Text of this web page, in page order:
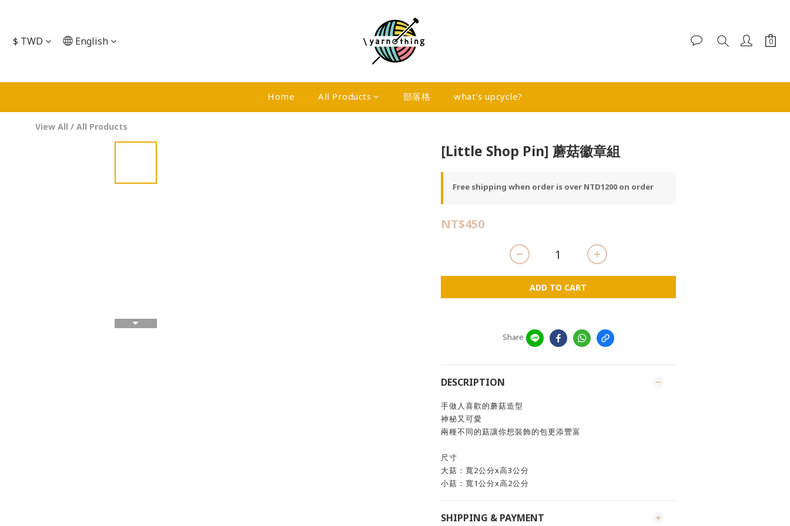
$ TWD English
Home All Products 部落格 what's upcycle?
View All / All Products
[Little Shop Pin] 蘑菇徽章組
Free shipping when order is over NTD1200 on order
NT$450
ADD TO CART
Share
DESCRIPTION
手做人喜歡的蘑菇造型
神秘又可愛
兩種不同的菇讓你想裝飾的包更添豐富
尺寸
大菇：寬2公分x高3公分
小菇：寬1公分x高2公分
SHIPPING & PAYMENT